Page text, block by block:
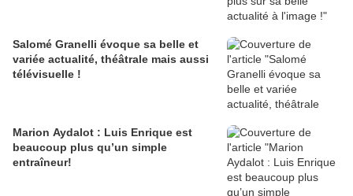
Salomé Granelli évoque sa belle et
variée actualité, théâtrale mais aussi
télévisuelle !
Marion Aydalot : Luis Enrique est
beaucoup plus qu’un simple
entraîneur!